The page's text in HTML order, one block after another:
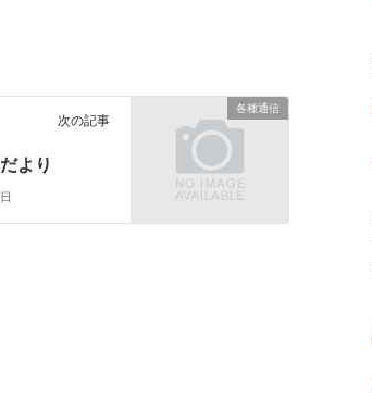
各種通信
次の記事
より